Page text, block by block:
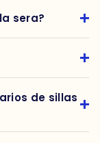
sera?
de sillas